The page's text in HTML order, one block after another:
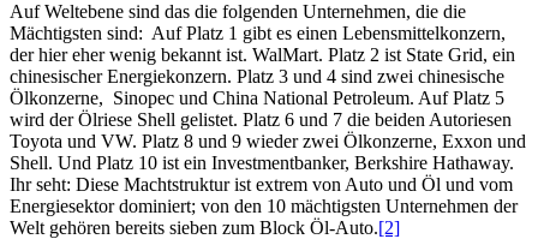
Auf Weltebene sind das die folgenden Unternehmen, die die
Mächtigsten sind: Auf Platz 1 gibt es einen Lebensmittelkonzern,
der hier eher wenig bekannt ist. WalMart. Platz 2 ist State Grid, ein
chinesischer Energiekonzern. Platz 3 und 4 sind zwei chinesische
Ölkonzerne, Sinopec und China National Petroleum. Auf Platz 5
wird der Ölriese Shell gelistet. Platz 6 und 7 die beiden Autoriesen
Toyota und VW. Platz 8 und 9 wieder zwei Ölkonzerne, Exxon und
Shell. Und Platz 10 ist ein Investmentbanker, Berkshire Hathaway.
Ihr seht: Diese Machtstruktur ist extrem von Auto und Öl und vom
Energiesektor dominiert; von den 10 mächtigsten Unternehmen der
Welt gehören bereits sieben zum Block Öl-Auto.[2]